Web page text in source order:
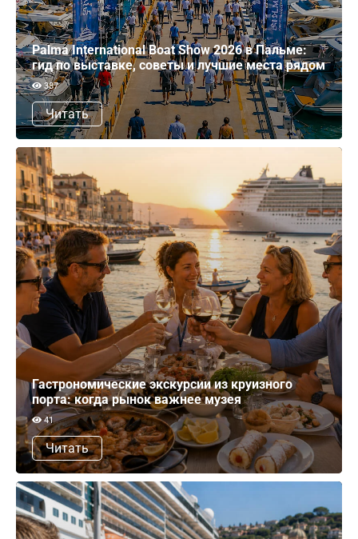
Palma International Boat Show 2026 в Пальме:
гид по выставке, советы и лучшие места рядом
387
Читать
Гастрономические экскурсии из круизного
порта: когда рынок важнее музея
41
Читать